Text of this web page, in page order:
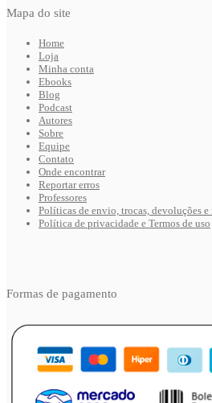
Mapa do site
Home
Loja
Minha conta
Ebooks
Blog
Podcast
Autores
Sobre
Equipe
Contato
Onde encontrar
Reportar erros
Professores
Políticas de envio, trocas, devoluções e
Política de privacidade e Termos de uso
Formas de pagamento